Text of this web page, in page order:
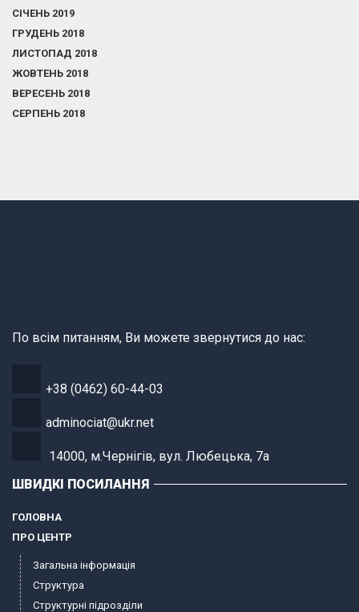
СІЧЕНЬ 2019
ГРУДЕНЬ 2018
ЛИСТОПАД 2018
ЖОВТЕНЬ 2018
ВЕРЕСЕНЬ 2018
СЕРПЕНЬ 2018
По всім питанням, Ви можете звернутися до нас:
+38 (0462) 60-44-03
adminociat@ukr.net
14000, м.Чернігів, вул. Любецька, 7а
ШВИДКІ ПОСИЛАННЯ
ГОЛОВНА
ПРО ЦЕНТР
Загальна інформація
Структура
Структурні підрозділи